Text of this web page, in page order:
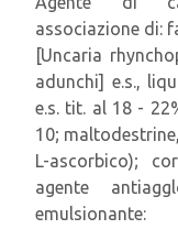
associazione di:
[Uncaria
adunchi] e.s.,
e.s. tit. al 18 -
10;
L-ascorbico);
agente